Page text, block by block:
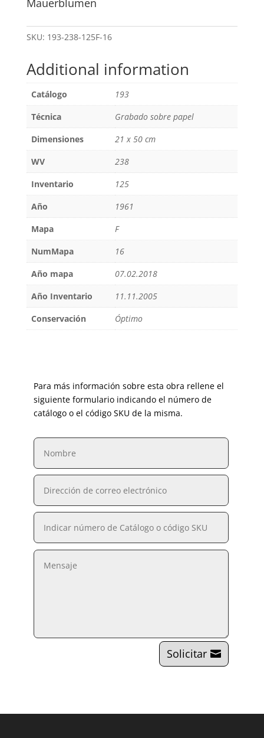
Mauerblumen
SKU: 193-238-125F-16
Additional information
Catálogo
193
Técnica
Grabado sobre papel
Dimensiones
21 x 50 cm
WV
238
Inventario
125
Año
1961
Mapa
F
NumMapa
16
Año mapa
07.02.2018
Año Inventario
11.11.2005
Conservación
Óptimo
Para más información sobre esta obra rellene el
siguiente formulario indicando el número de
catálogo o el código SKU de la misma.
Solicitar